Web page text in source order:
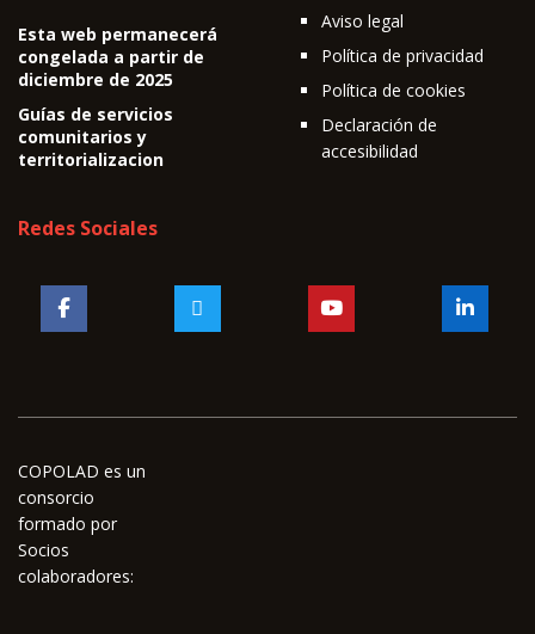
Esta web permanecerá
congelada a partir de
diciembre de 2025
Guías de servicios
comunitarios y
territorializacion
Aviso legal
Política de privacidad
Política de cookies
Declaración de
accesibilidad
Redes Sociales
COPOLAD es un
consorcio
formado por
Socios
colaboradores: